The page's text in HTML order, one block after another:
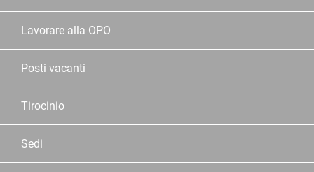
Lavorare alla OPO
Posti vacanti
Tirocinio
Sedi